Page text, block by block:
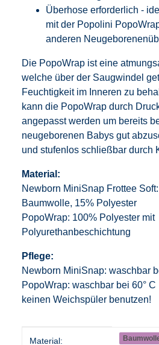
Überhose erforderlich -
mit der Popolini
anderen
Die PopoWrap ist eine
welche über der Saugwindel
Feuchtigkeit im Inneren zu
kann die PopoWrap durch
angepasst werden um bereits
neugeborenen Babys gut
und stufenlos schließbar durch
Material:
Newborn MiniSnap Frottee
Baumwolle, 15% Polyester
PopoWrap: 100% Polyester mit
Polyurethanbeschichtung
Pflege:
Newborn MiniSnap: waschbar
PopoWrap: waschbar bei 60° C
keinen Weichspüler benutzen!
Produkteigenschaft
Wert
Material: